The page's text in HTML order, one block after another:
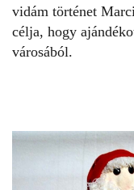
vidám történet
célja, hogy
városából.